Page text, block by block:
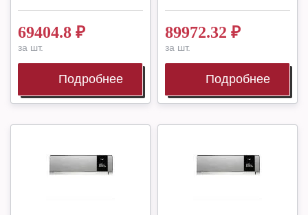
69404.8 ₽
за шт.
Подробнее
89972.32 ₽
за шт.
Подробнее